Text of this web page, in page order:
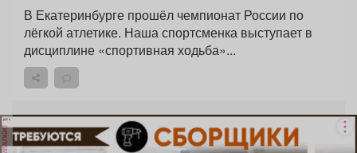
В Екатеринбурге прошёл чемпионат России по
лёгкой атлетике. Наша спортсменка выступает в
дисциплине «спортивная ходьба»...
реклама